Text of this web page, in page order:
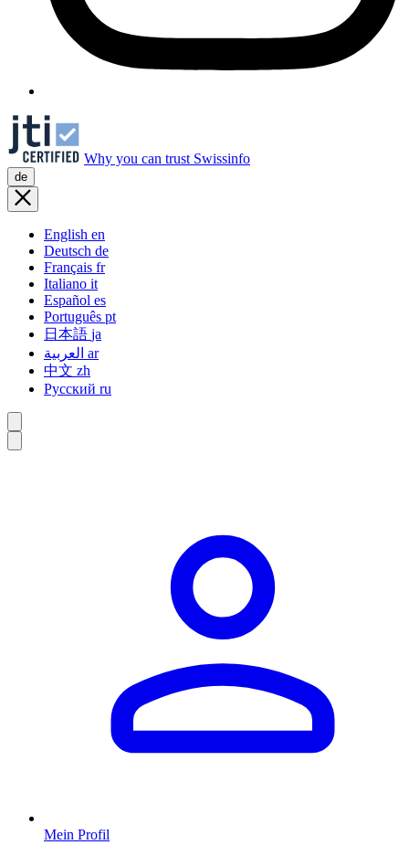
Why you can trust Swissinfo
de
English en
Deutsch de
Français fr
Italiano it
Español es
Português pt
日本語 ja
ar
中文 zh
Русский ru
Mein Profil